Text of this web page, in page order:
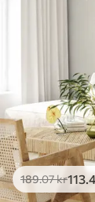
Peel and
666.67400
189.07kr113